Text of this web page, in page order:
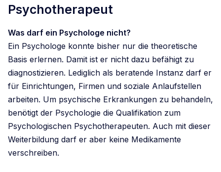
Psychotherapeut
Was darf ein Psychologe nicht?
Ein Psychologe konnte bisher nur die theoretische
Basis erlernen. Damit ist er nicht dazu befähigt zu
diagnostizieren. Lediglich als beratende Instanz darf er
für Einrichtungen, Firmen und soziale Anlaufstellen
arbeiten. Um psychische Erkrankungen zu behandeln,
benötigt der Psychologie die Qualifikation zum
Psychologischen Psychotherapeuten. Auch mit dieser
Weiterbildung darf er aber keine Medikamente
verschreiben.